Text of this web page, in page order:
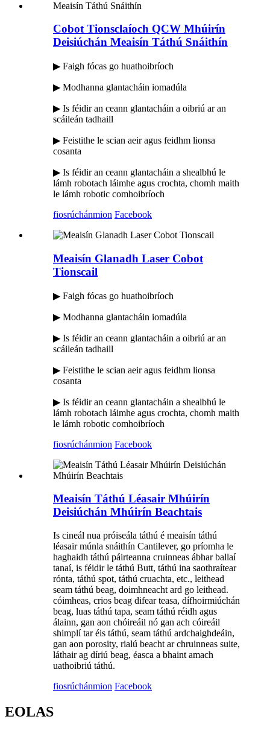
Cobot Tionsclaíoch QCW Mhúirín
Deisiúchán Meaisín Táthú Snáithín
▶ Faigh fócas go huathoibríoch
▶ Modhanna glantacháin iomadúla
▶ Is féidir an ceann glantacháin a oibriú ar an
scáileán tadhaill
▶ Feistithe le scian aeir agus feidhm lionsa
cosanta
▶ Is féidir an ceann glantacháin a shealbhú le
lámh robotach láimhe agus crochta, chomh maith
le lámh robotic comhoibríoch
fiosrúchánmion Facebook
Meaisín Glanadh Laser Cobot
Tionscail
▶ Faigh fócas go huathoibríoch
▶ Modhanna glantacháin iomadúla
▶ Is féidir an ceann glantacháin a oibriú ar an
scáileán tadhaill
▶ Feistithe le scian aeir agus feidhm lionsa
cosanta
▶ Is féidir an ceann glantacháin a shealbhú le
lámh robotach láimhe agus crochta, chomh maith
le lámh robotic comhoibríoch
fiosrúchánmion Facebook
Meaisín Táthú Léasair Mhúirín
Deisiúchán Mhúirín Beachtais
Is cineál nua próiseála táthú é meaisín táthú
léasair múnla snáithín Cantilever, go príomha le
haghaidh táthú páirteanna cruinneas ábhar ballaí
tanaí, is féidir le táthú Butt, táthú ina saothraítear
rónta, táthú spot, táthú cruachta, etc., leithead
seam táthú beag, doimhneacht ard go leithead.
cóimheas, crios beag difear teasa, dífhoirmiúchán
beag, luas táthú tapa, seam táthú réidh agus
álainn, gan aon chóireáil nó gan ach cóireáil
shimplí tar éis táthú, seam táthú ardchaighdeáin,
gan aon porosity, rialú beacht ar chruinneas suite,
láthair ag díriú beag, éasca a bhaint amach
uathoibriú táthú.
fiosrúchánmion Facebook
EOLAS